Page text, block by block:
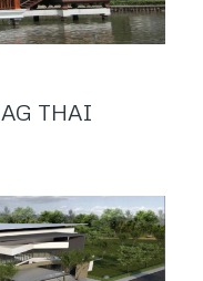
THAI